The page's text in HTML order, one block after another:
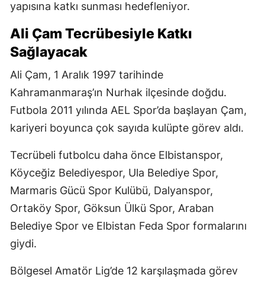
yapısına katkı sunması hedefleniyor.
Ali Çam Tecrübesiyle Katkı
Sağlayacak
Ali Çam, 1 Aralık 1997 tarihinde
Kahramanmaraş’ın Nurhak ilçesinde doğdu.
Futbola 2011 yılında AEL Spor’da başlayan Çam,
kariyeri boyunca çok sayıda kulüpte görev aldı.
Tecrübeli futbolcu daha önce Elbistanspor,
Köyceğiz Belediyespor, Ula Belediye Spor,
Marmaris Gücü Spor Kulübü, Dalyanspor,
Ortaköy Spor, Göksun Ülkü Spor, Araban
Belediye Spor ve Elbistan Feda Spor formalarını
giydi.
Bölgesel Amatör Lig’de 12 karşılaşmada görev